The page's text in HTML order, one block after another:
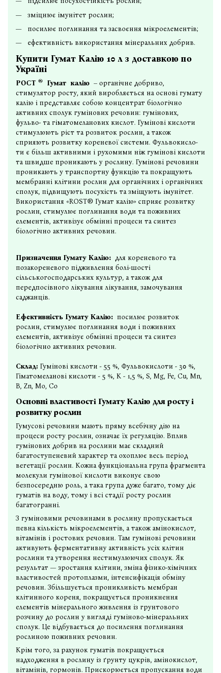
зміцнює імунітет рослин;
посилює поглинання та засвоєння мікроелементів;
ефективність використання мінеральних добрив.
Купити Гумат Калію 10 л з доставкою по
Україні
РОСТ ® Гумат калію – органічне добриво,
стимулятор росту, який виробляється на основі гумату
калію і представляє собою концентрат біологічно
активних сполук гумінових речовин: гумінових,
фульво- та гіматомеланових кислот. Гумінові кислоти
стимулюють ріст та розвиток рослин, а також
сприяють розвитку кореневої системи. Фульвокисло-
ти є більш активними і рухомими ніж гумінові кислоти
та швидше проникають у рослину. Гумінові речовини
проникають у транспортну функцію та покращують
мембранні клітини рослин для органічних і органічних
сполук, підвищують посухість та зміщують імунітет.
Використання «ROST® Гумат калію» сприяє розвитку
рослин, стимулює поглинання води та поживних
елементів, активізує обмінні процеси та синтез
біологічно активних речовин.
Призначення Гумату Калію: для кореневого та
позакореневого підживлення болі-шості
сільськогосподарських культур, а також для
передпосівного лікування лікування, замочування
саджанців.
Ефективність Гумату Калію: посилює розвиток
рослин, стимулює поглинання води і поживних
елементів, активізує обмінні процеси та синтез
біологічно активних речовин.
Склад: Гумінові кислоти - 55 %, Фульвокислоти - 30 %,
Гіматомеланові кислоти - 5 %, K - 1,5 %, S, Mg, Fe, Cu, Mn,
B, Zn, Mo, Co
Основні властивості Гумату Калію для росту і
розвитку рослин
Гумусові речовини мають пряму всебічну дію на
процеси росту рослин, означає їх регуляцію. Вплив
гумінових добрив на рослини має складний
багатоступеневий характер та охоплює весь період
вегетації рослин. Кожна функціональна група фрагмента
молекули гумінової кислоти виконує свою
безпосередню роль, а така група дуже багато, тому діє
гуматів на воду, тому і всі стадії росту рослин
багатогранні.
З гуміновими речовинами в рослину пропускається
певна кількість мікроелементів, а також амінокислот,
вітамінів і ростових речовин. Там гумінові речовини
активують ферментативну активність усіх клітин
рослини та утворення нестимулюючих сполук. Як
результат — зростання клітини, зміна фізико-хімічних
властивостей протоплазми, інтенсифікація обміну
речовин. Збільшується проникливість мембран
клітинного кореня, покращується проникнення
елементів мінерального живлення із грунтового
розчину до рослин у вигляді гуміново-мінеральних
сполук. Це відбувається до посилення поглинання
рослиною поживних речовин.
Крім того, за рахунок гуматів покращується
надходження в рослину із ґрунту цукрів, амінокислот,
вітамінів, гормонів. Прискорюється пропускання води